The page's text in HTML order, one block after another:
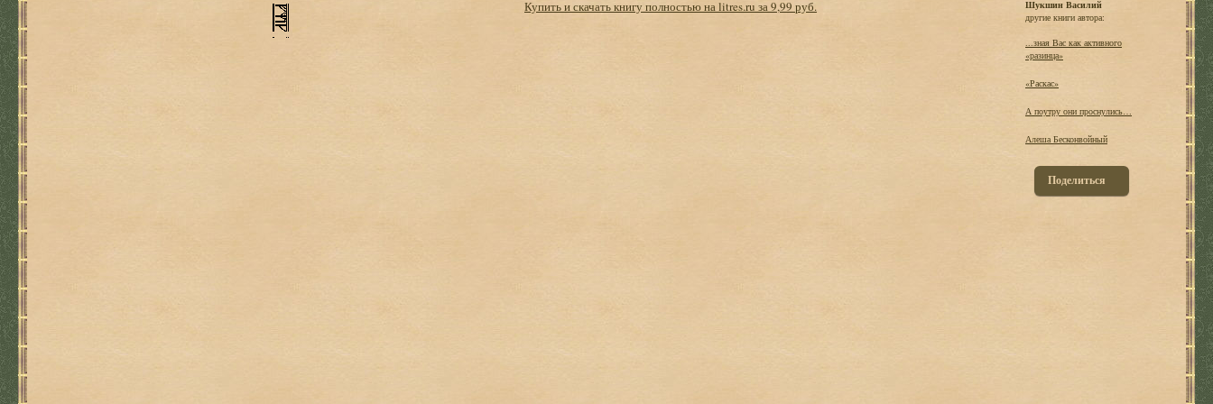
Купить и скачать книгу полностью на litres.ru за 9,99 руб.
Шукшин Василий
другие книги автора:
...зная Вас как активного
«разинца»
«Раскас»
А поутру они проснулись…
Алеша Бесконвойный
Поделиться